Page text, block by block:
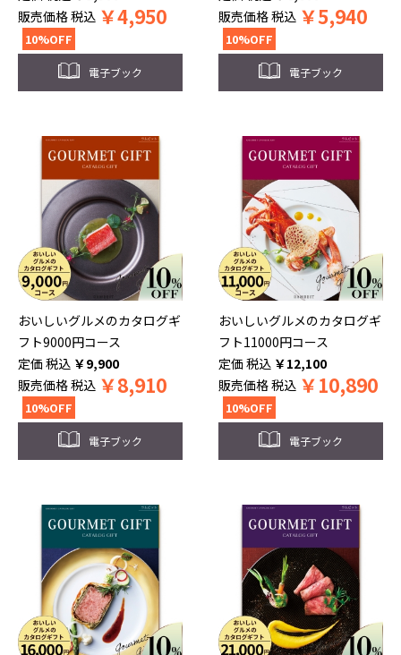
販売価格税込 ￥4,950
10%OFF
電子ブック
販売価格税込 ￥5,940
10%OFF
電子ブック
おいしいグルメのカタログギ
フト9000円コース
税込 ￥9,900
販売価格税込 ￥8,910
10%OFF
電子ブック
おいしいグルメのカタログギ
フト11000円コース
税込 ￥12,100
販売価格税込 ￥10,890
10%OFF
電子ブック